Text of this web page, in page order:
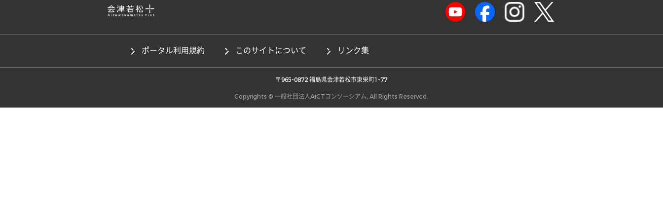
ポータル利用規約 このサイトについて リンク集
〒965-0872 福島県会津若松市東栄町1-77
Copyrights © 一般社団法人AiCTコンソーシアム, All Rights Reserved.